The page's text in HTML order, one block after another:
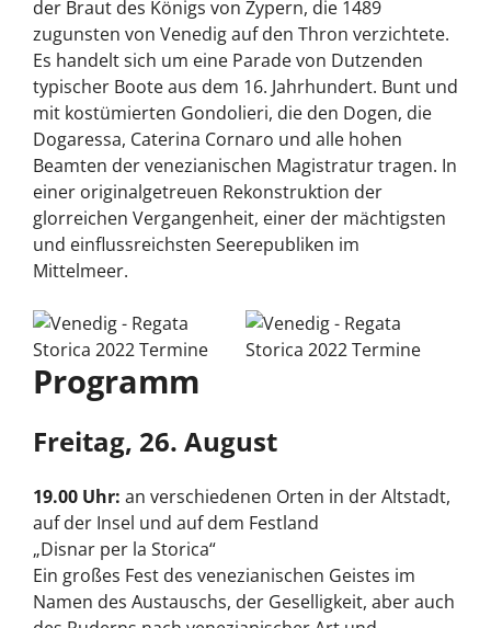
der Braut des Königs von Zypern, die 1489
zugunsten von Venedig auf den Thron verzichtete.
Es handelt sich um eine Parade von Dutzenden
typischer Boote aus dem 16. Jahrhundert. Bunt und
mit kostümierten Gondolieri, die den Dogen, die
Dogaressa, Caterina Cornaro und alle hohen
Beamten der venezianischen Magistratur tragen. In
einer originalgetreuen Rekonstruktion der
glorreichen Vergangenheit, einer der mächtigsten
und einflussreichsten Seerepubliken im
Mittelmeer.
Programm
Freitag, 26. August
19.00 Uhr: an verschiedenen Orten in der Altstadt,
auf der Insel und auf dem Festland
„Disnar per la Storica“
Ein großes Fest des venezianischen Geistes im
Namen des Austauschs, der Geselligkeit, aber auch